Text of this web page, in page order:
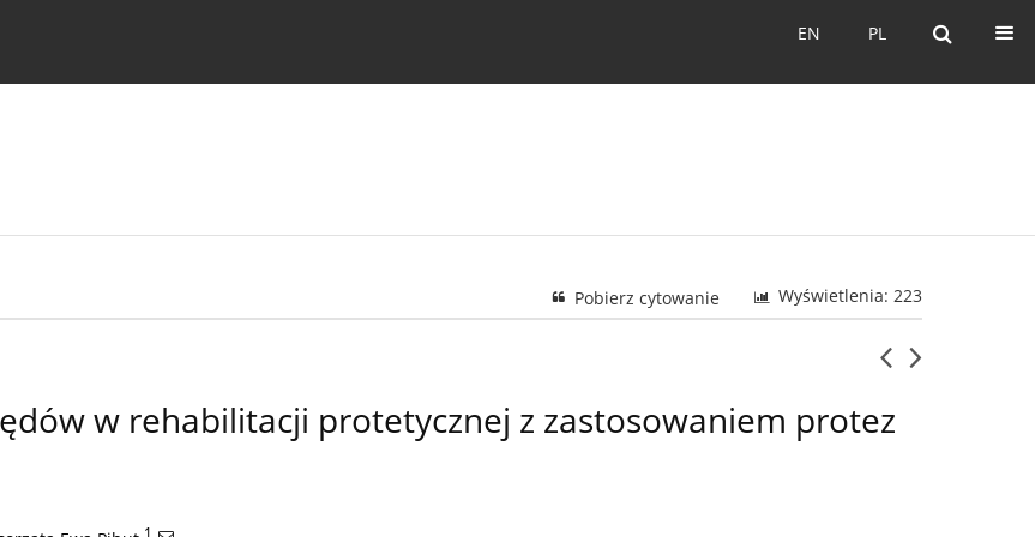
PL
EN PL
EN
Wyświetlenia: 223
Pobierz cytowanie
w rehabilitacji protetycznej z zastosowaniem protez
1